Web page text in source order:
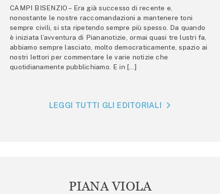
CAMPI BISENZIO – Era già successo di recente e,
nonostante le nostre raccomandazioni a mantenere toni
sempre civili, si sta ripetendo sempre più spesso. Da quando
è iniziata l’avventura di Piananotizie, ormai quasi tre lustri fa,
abbiamo sempre lasciato, molto democraticamente, spazio ai
nostri lettori per commentare le varie notizie che
quotidianamente pubblichiamo. E in […]
LEGGI TUTTI GLI EDITORIALI
PIANA VIOLA